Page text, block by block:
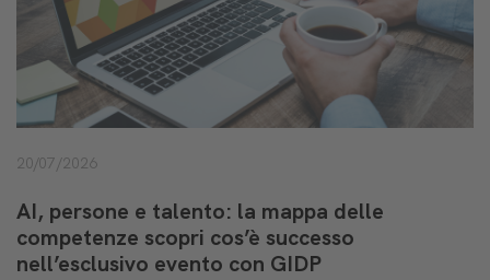
20/07/2026
AI, persone e talento: la mappa delle
competenze scopri cos’è successo
nell’esclusivo evento con GIDP